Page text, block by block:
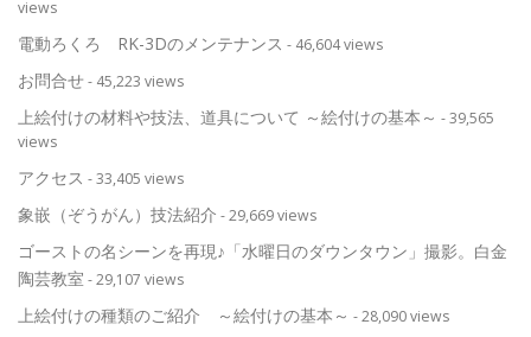
views
電動ろくろ RK-3Dのメンテナンス - 46,604 views
お問合せ- 45,223 views
上絵付けの材料や技法、道具について ～絵付けの基本～ - 39,565
views
アクセス - 33,405 views
象嵌（ぞうがん）技法紹介 - 29,669 views
ゴーストの名シーンを再現♪「水曜日のダウンタウン」撮影。白金
陶芸教室 - 29,107 views
上絵付けの種類のご紹介 ～絵付けの基本～ - 28,090 views